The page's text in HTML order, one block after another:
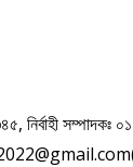
নির্বাহী সম্পাদকঃ